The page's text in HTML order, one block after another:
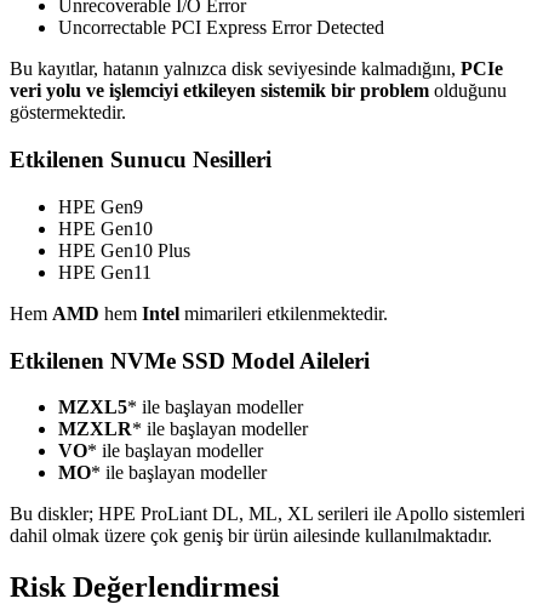
Unrecoverable I/O Error
Uncorrectable PCI Express Error Detected
Bu kayıtlar, hatanın yalnızca disk seviyesinde kalmadığını, PCIe
veri yolu ve işlemciyi etkileyen sistemik bir problem olduğunu
göstermektedir.
Etkilenen Sunucu Nesilleri
HPE Gen9
HPE Gen10
HPE Gen10 Plus
HPE Gen11
Hem AMD hem Intel mimarileri etkilenmektedir.
Etkilenen NVMe SSD Model Aileleri
MZXL5* ile başlayan modeller
MZXLR* ile başlayan modeller
VO* ile başlayan modeller
MO* ile başlayan modeller
Bu diskler; HPE ProLiant DL, ML, XL serileri ile Apollo sistemleri
dahil olmak üzere çok geniş bir ürün ailesinde kullanılmaktadır.
Risk Değerlendirmesi